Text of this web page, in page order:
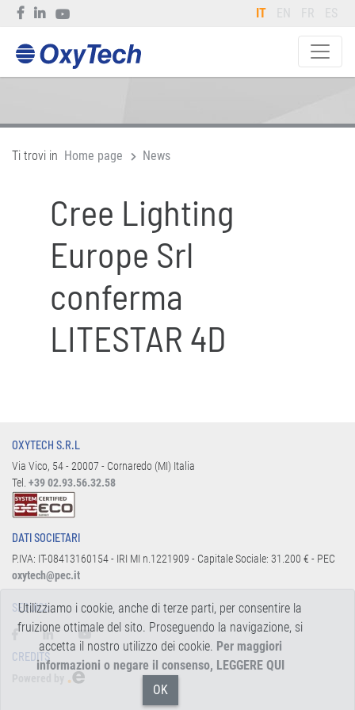
IT EN FR ES
Ti trovi in Home page News
Cree Lighting
Europe Srl
conferma
LITESTAR 4D
OXYTECH S.R.L
Via Vico, 54 - 20007 - Cornaredo (MI) Italia
Tel. +39 02.93.56.32.58
DATI SOCIETARI
P.IVA: IT-08413160154 - IRI MI n.1221909 - Capitale Sociale: 31.200 € - PEC
oxytech@pec.it
SEGUICI:
CREDITS
Utilizziamo i cookie, anche di terze parti, per consentire la
fruizione ottimale del sito. Proseguendo la navigazione, si
accetta il nostro utilizzo dei cookie. Per maggiori
informazioni o negare il consenso, LEGGERE QUI
OK